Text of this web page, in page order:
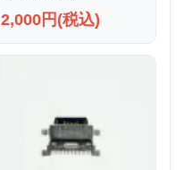
2,000円(税込)